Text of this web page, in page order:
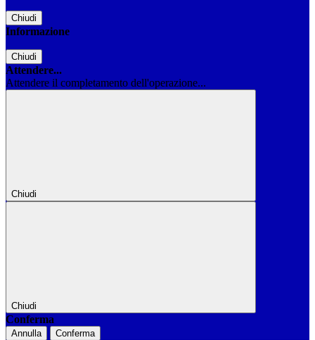
Chiudi
Informazione
Chiudi
Attendere...
Attendere il completamento dell'operazione...
Chiudi
Chiudi
Conferma
Annulla Conferma